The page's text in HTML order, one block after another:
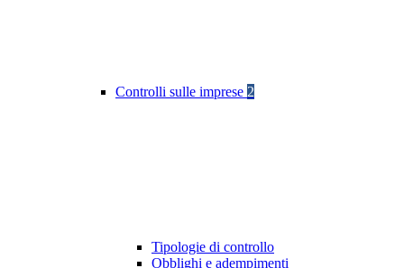
Controlli sulle imprese 2
Tipologie di controllo
Obblighi e adempimenti